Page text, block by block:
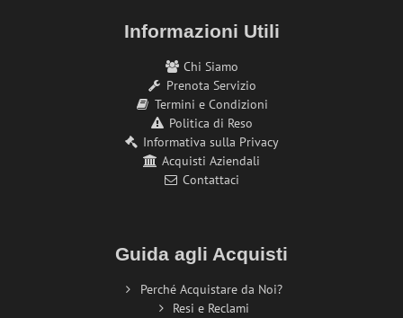
Informazioni Utili
Chi Siamo
Prenota Servizio
Termini e Condizioni
Politica di Reso
Informativa sulla Privacy
Acquisti Aziendali
Contattaci
Guida agli Acquisti
Perché Acquistare da Noi?
Resi e Reclami